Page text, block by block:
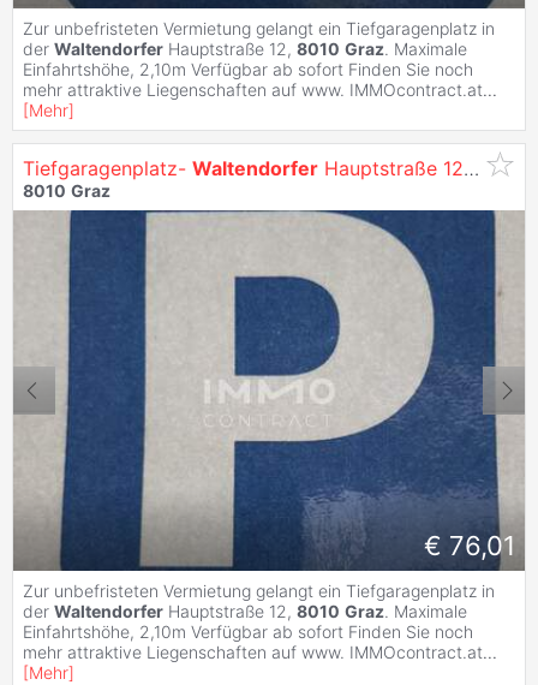
Zur unbefristeten Vermietung gelangt ein Tiefgaragenplatz in
der Waltendorfer Hauptstraße 12, 8010 Graz. Maximale
Einfahrtshöhe, 2,10m Verfügbar ab sofort Finden Sie noch
mehr attraktive Liegenschaften auf www. IMMOcontract.at...
[Mehr]
Tiefgaragenplatz- Waltendorfer Hauptstraße 12, 8010
8010 Graz
€ 76,01
Zur unbefristeten Vermietung gelangt ein Tiefgaragenplatz in
der Waltendorfer Hauptstraße 12, 8010 Graz. Maximale
Einfahrtshöhe, 2,10m Verfügbar ab sofort Finden Sie noch
mehr attraktive Liegenschaften auf www. IMMOcontract.at...
[Mehr]